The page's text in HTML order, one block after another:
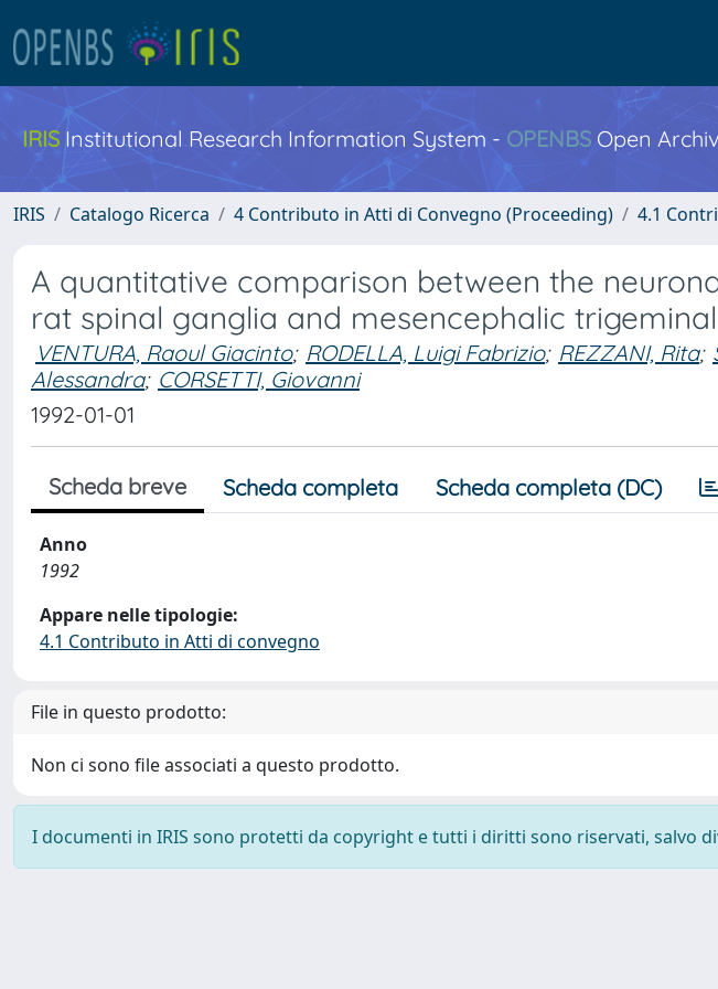
IRIS Institutional Research Information System - OPENBS Open
IRIS Catalogo Ricerca 4 Contributo in Atti di Convegno (Proceeding) 4.1
A quantitative comparison between the
rat spinal ganglia and mesencephalic
VENTURA, Raoul Giacinto; RODELLA, Luigi Fabrizio; REZZANI, Rita;
Alessandra; CORSETTI, Giovanni
1992-01-01
Scheda breve Scheda completa Scheda completa (DC)
Anno
1992
Appare nelle tipologie:
4.1 Contributo in Atti di convegno
File in questo prodotto:
Non ci sono file associati a questo prodotto.
I documenti in IRIS sono protetti da copyright e tutti i diritti sono riservati, salvo